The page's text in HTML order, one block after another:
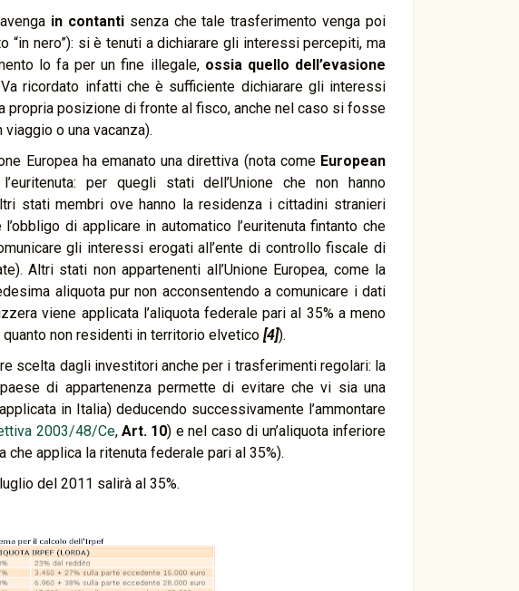
in contantisenza che tale trasferimento venga poi
“in nero”): si è tenuti a dichiarare gli interessi percepiti, ma
lo fa per un fine illegale, ossia quello dell’evasione
ricordato infatti che è sufficiente dichiarare gli interessi
propria posizione di fronte al fisco, anche nel caso si fosse
o una vacanza).
Europea ha emanato una direttiva (nota come European
per quegli stati dell’Unione che non hanno
stati membri ove hanno la residenza i cittadini stranieri
l’obbligo di applicare in automatico l’euritenuta fintanto che
gli interessi erogati all’ente di controllo fiscale di
Altri stati non appartenenti all’Unione Europea, come la
aliquota pur non acconsentendo a comunicare i dati
viene applicata l’aliquota federale pari al 35% a meno
non residenti in territorio elvetico [4]).
scelta dagli investitori anche per i trasferimenti regolari: la
di appartenenza permette di evitare che vi sia una
in Italia) deducendo successivamente l’ammontare
2003/48/Ce, Art. 10) e nel caso di un’aliquota inferiore
applica la ritenuta federale pari al 35%).
del 2011 salirà al 35%.